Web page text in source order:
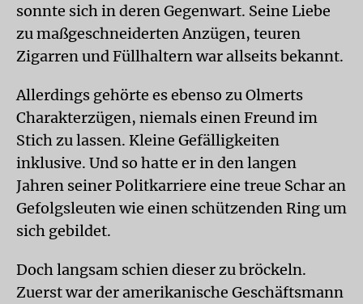
sonnte sich in deren Gegenwart. Seine Liebe
zu maßgeschneiderten Anzügen, teuren
Zigarren und Füllhaltern war allseits bekannt.
Allerdings gehörte es ebenso zu Olmerts
Charakterzügen, niemals einen Freund im
Stich zu lassen. Kleine Gefälligkeiten
inklusive. Und so hatte er in den langen
Jahren seiner Politkarriere eine treue Schar an
Gefolgsleuten wie einen schützenden Ring um
sich gebildet.
Doch langsam schien dieser zu bröckeln.
Zuerst war der amerikanische Geschäftsmann